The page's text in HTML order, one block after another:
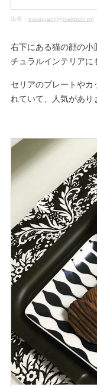
出典： instagram(@makochi.m)
右下にある猫の顔の小
チュラルインテリアに
セリアのプレートやカ
れていて、人気があり